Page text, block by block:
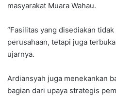
masyarakat Muara Wahau.
“Fasilitas yang disediakan
perusahaan, tetapi juga
ujarnya.
Ardiansyah juga menekankan
bagian dari upaya strategis